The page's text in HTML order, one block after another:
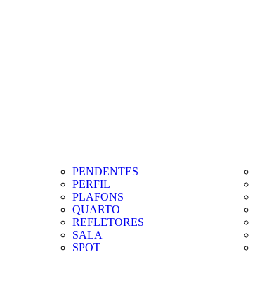
PENDENTES
PERFIL
PLAFONS
QUARTO
REFLETORES
SALA
SPOT